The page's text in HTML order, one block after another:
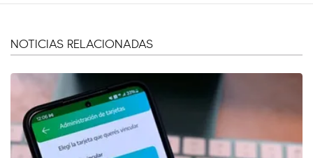
NOTICIAS RELACIONADAS